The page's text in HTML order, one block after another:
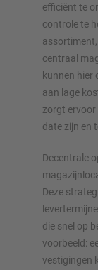
efficiënt te
controle te
centraal
kunnen hier
aan lage
zorgt
date zijn en
Decentrale
Deze
die snel op
voorbeeld:
vestigingen
Plan uw
– inclusief